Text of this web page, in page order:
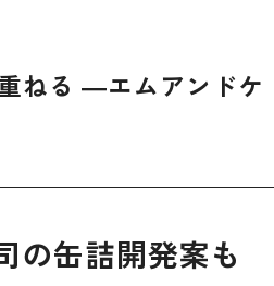
ねる ―エムアンドケ
の缶詰開発案も